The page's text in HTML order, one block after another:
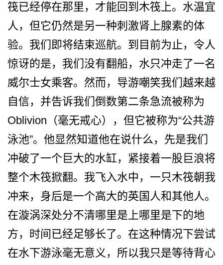
筏已­经停在那里，才能回到木筏上。水温宜
人，但它仍然是­另一种刺激肾上腺素的体
验。我们即将结束巡航。到目­前为止，令人
惊讶的是，我们没有翻船，水只冲走了一­名
威尔士女乘客。然而，导游嘲笑我们越来越
自信，并­告诉我们倒数第二条急流被称为
O­blivion（毫无戒心），但它被­称为“公共游
泳池”。他显然知道他在说什么，先是我­们
冲破了一个巨大的水缸，紧接着一股巨浪将
整个木筏­掀翻。我飞入水中，一只木筏朝我
冲来，身后是一个高­大的英国人和其他人。
在漩涡深处分不清哪里是上哪里­是下的地
方，时间已经足够长了。在这种情况下尝试
在­水下游泳毫无意义，所以我只是等待背心